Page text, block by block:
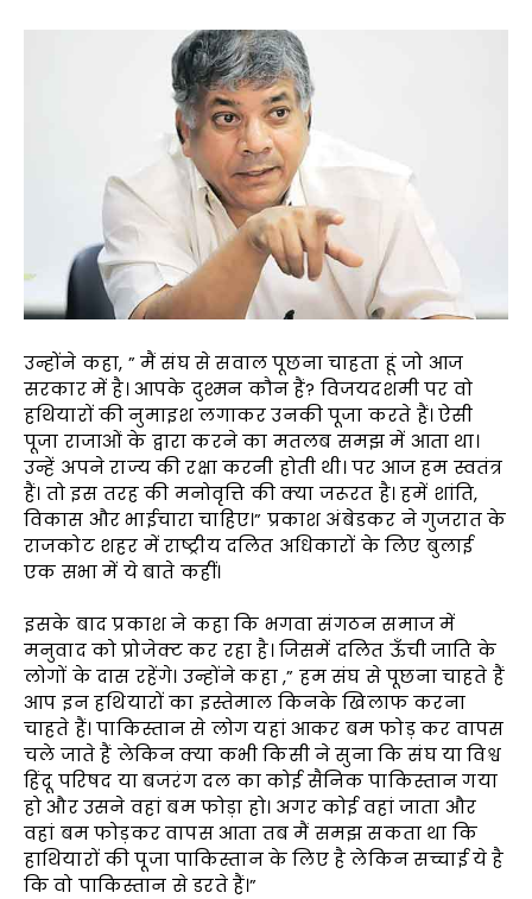
उन्होंने कहा, ” मैं संघ से सवाल पूछना चाहता हूं जो आज
सरकार में है। आपके दुश्मन कौन हैं? विजयदशमी पर वो
हथियारों की नुमाइश लगाकर उनकी पूजा करते हैं। ऐसी
पूजा राजाओं के द्वारा करने का मतलब समझ में आता था।
उन्हें अपने राज्य की रक्षा करनी होती थी। पर आज हम स्वतंत्र
हैं। तो इस तरह की मनोवृत्ति की क्या जरूरत है। हमें शांति,
विकास और भाईचारा चाहिए।” प्रकाश अंबेडकर ने गुजरात के
राजकोट शहर में राष्ट्रीय दलित अधिकारों के लिए बुलाई
एक सभा में ये बाते कहीं।
इसके बाद प्रकाश ने कहा कि भगवा संगठन समाज में
मनुवाद को प्रोजेक्ट कर रहा है। जिसमें दलित ऊँची जाति के
लोगों के दास रहेंगे। उन्होंने कहा ,” हम संघ से पूछना चाहते हैं
आप इन हथियारों का इस्तेमाल किनके खिलाफ करना
चाहते हैं। पाकिस्तान से लोग यहां आकर बम फोड़ कर वापस
चले जाते हैं लेकिन क्या कभी किसी ने सुना कि संघ या विश्व
हिंदू परिषद या बजरंग दल का कोई सैनिक पाकिस्तान गया
हो और उसने वहां बम फोड़ा हो। अगर कोई वहां जाता और
वहां बम फोड़कर वापस आता तब मैं समझ सकता था कि
हाथियारों की पूजा पाकिस्तान के लिए है लेकिन सच्चाई ये है
कि वो पाकिस्तान से डरते हैं।”